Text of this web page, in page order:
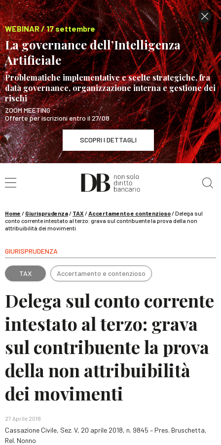
WEBINAR / 17 settembre
La governance dell’Intelligenza
Artificiale
Problematiche implementative e scelte strategiche, fra
data governance, organizzazione interna e gestione dei
rischi
ZOOM MEETING
Offerte per iscrizioni entro il 27/08
SCOPRI I DETTAGLI
WEBINAR / 17 settembre
La governance dell’Intelligenza Artificiale
Home / Giurisprudenza/ TAX /Accertamento e contenzioso/Delega sul
conto corrente intestato al terzo: grava sul contribuente la prova della non
attribuibilità dei movimenti
GIURISPRUDENZA
TAX Accertamento e contenzioso
Delega sul conto corrente
intestato al terzo: grava
sul contribuente la prova
della non attribuibilità
dei movimenti
27 Aprile 2018
Cassazione Civile, Sez. V, 20 aprile 2018, n. 9845 – Pres. Bruschetta,
Rel. Nonno